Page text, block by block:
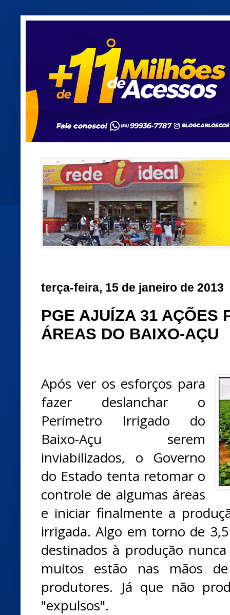
terça-feira, 15 de janeiro de 2013
PGE AJUÍZA 31 AÇÕES
ÁREAS DO BAIXO-AÇU
Após ver os esforços para
fazer deslanchar o
Perímetro Irrigado do
Baixo-Açu serem
inviabilizados, o Governo
do Estado tenta retomar o
controle de algumas áreas
e iniciar finalmente a
irrigada. Algo em torno de
destinados à produção
muitos estão nas mãos
produtores. Já que não
"expulsos".